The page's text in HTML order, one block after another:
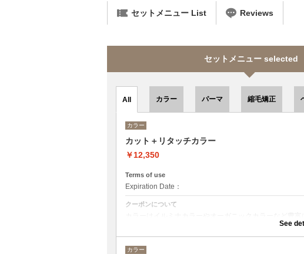
セットメニュー List Reviews
セットメニュー selected
All カラー パーマ 縮毛矯正
カラー
カット＋リタッチカラー
￥12,350
Terms of use
Expiration Date：
クーポンについて
デザインによってベストな選択をさせて頂きます。
See
カラー